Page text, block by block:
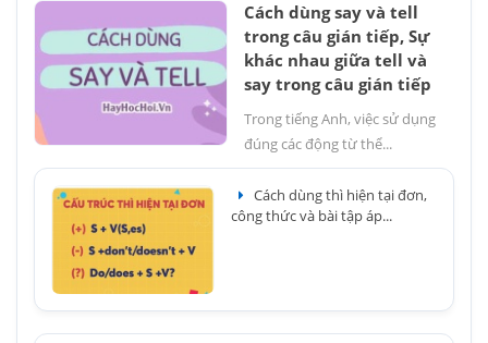
Cách dùng say và tell
trong câu gián tiếp, Sự
khác nhau giữa tell và
say trong câu gián tiếp
Trong tiếng Anh, việc sử dụng
đúng các động từ thể...
Cách dùng thì hiện tại đơn,
công thức và bài tập áp...